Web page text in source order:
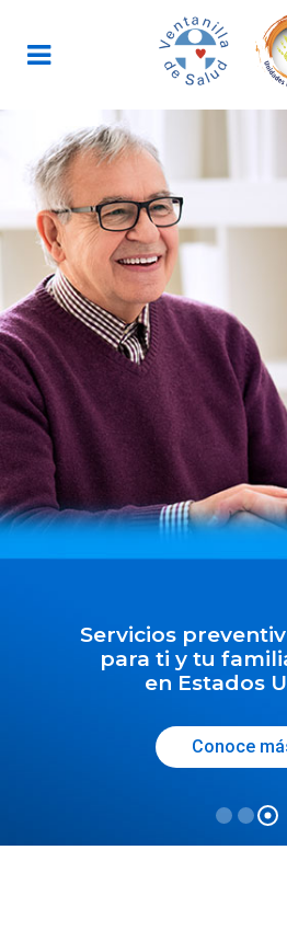
Servicios
para ti y tu
en Estados
Conoce